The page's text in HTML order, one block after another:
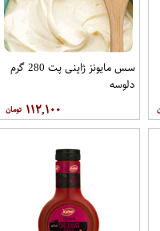
سس مایونز ژاپنی پت 280 گرم
دلوسه
۱۱۲,۱۰۰